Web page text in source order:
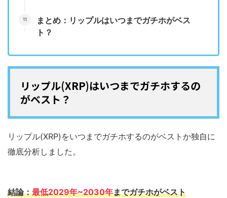
まとめ：リップルはいつまでガチホがベス
ト？
リップル(XRP)はいつまでガチホするの
がベスト？
リップル(XRP)をいつまでガチホするのがベストか独自に
徹底分析しました。
結論：最低2029年~2030年までガチホがベスト